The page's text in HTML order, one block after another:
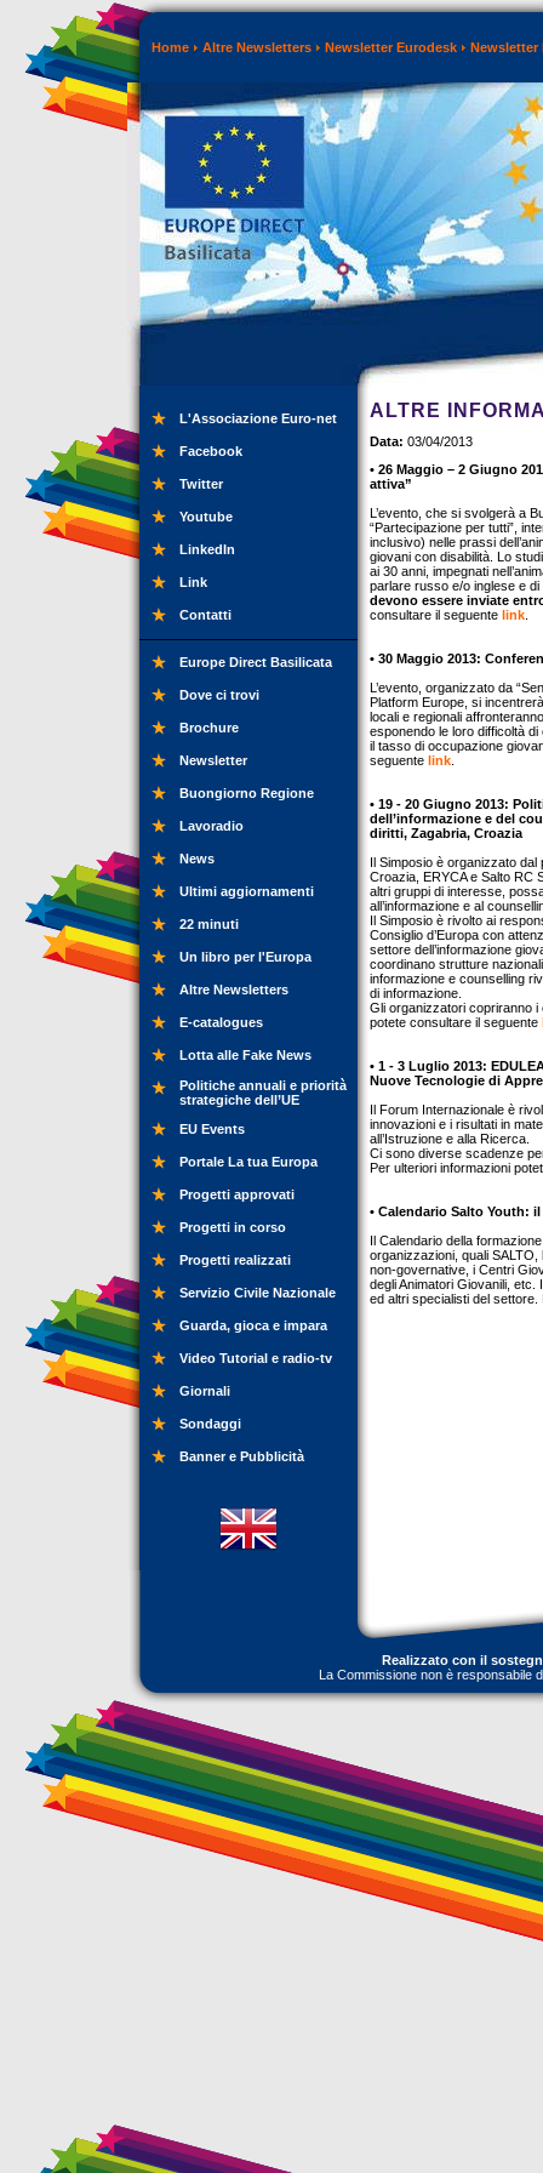
Home Altre Newsletters Newsletter Eurodesk Newsletter
L'Associazione Euro-net
Facebook
Twitter
Youtube
LinkedIn
Link
Contatti
Europe Direct Basilicata
Dove ci trovi
Brochure
Newsletter
Buongiorno Regione
Lavoradio
News
Ultimi aggiornamenti
22 minuti
Un libro per l'Europa
Altre Newsletters
E-catalogues
Lotta alle Fake News
Politiche annuali e priorità
strategiche dell’UE
EU Events
Portale La tua Europa
Progetti approvati
Progetti in corso
Progetti realizzati
Servizio Civile Nazionale
Guarda, gioca e impara
Video Tutorial e radio-tv
Giornali
Sondaggi
Banner e Pubblicità
ALTRE
Data: 03/04/2013
• 26 Maggio – 2 Giugno
attiva”
L’evento, che si svolgerà a
“Partecipazione per tutti”,
inclusivo) nelle prassi
giovani con disabilità. Lo
ai 30 anni, impegnati
parlare russo e/o inglese e
devono essere inviate
consultare il seguente link
• 30 Maggio 2013:
L’evento, organizzato da
Platform Europe, si
locali e regionali
esponendo le loro difficoltà
il tasso di occupazione
seguente link
• 19 - 20 Giugno 2013:
dell’informazione e del
diritti, Zagabria, Croazia
Il Simposio è organizzato dal
Croazia, ERYCA e Salto RC
altri gruppi di interesse,
all’informazione e al
Il Simposio è rivolto ai
Consiglio d’Europa con
settore dell’informazione
coordinano strutture
informazione e counselling
di informazione.
Gli organizzatori copriranno
potete consultare il seguente
• 1 - 3 Luglio 2013:
Nuove Tecnologie di
Il Forum Internazionale è
innovazioni e i risultati in
all’Istruzione e alla Ricerca.
Ci sono diverse scadenze
Per ulteriori informazioni
• Calendario Salto Youth:
Il Calendario della
organizzazioni, quali
non-governative, i Centri
degli Animatori Giovanili,
ed altri specialisti del
Realizzato con il
La Commissione non è responsabile